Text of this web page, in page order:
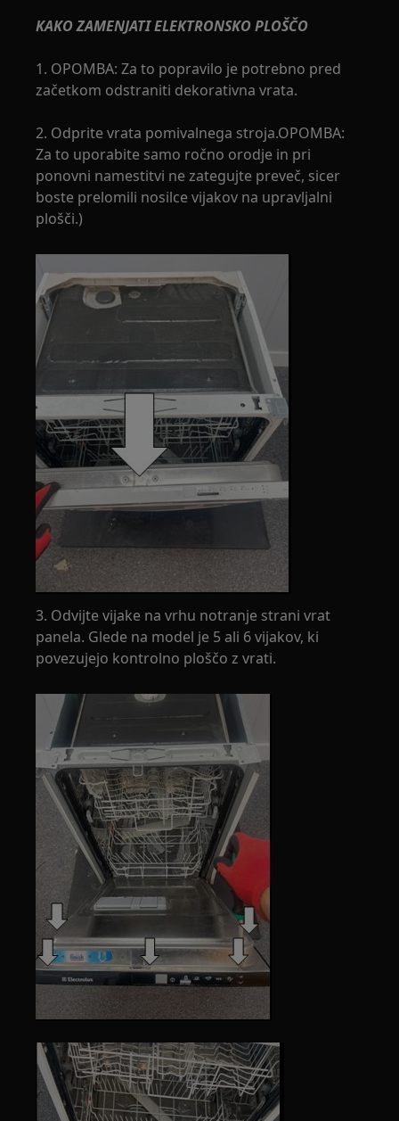
KAKO ZAMENJATI ELEKTRONSKO PLOŠČO
1. OPOMBA: Za to popravilo je potrebno pred
začetkom odstraniti dekorativna vrata.
2. Odprite vrata pomivalnega stroja.OPOMBA:
Za to uporabite samo ročno orodje in pri
ponovni namestitvi ne zategujte preveč, sicer
boste prelomili nosilce vijakov na upravljalni
plošči.)
3. Odvijte vijake na vrhu notranje strani vrat
panela. Glede na model je 5 ali 6 vijakov, ki
povezujejo kontrolno ploščo z vrati.